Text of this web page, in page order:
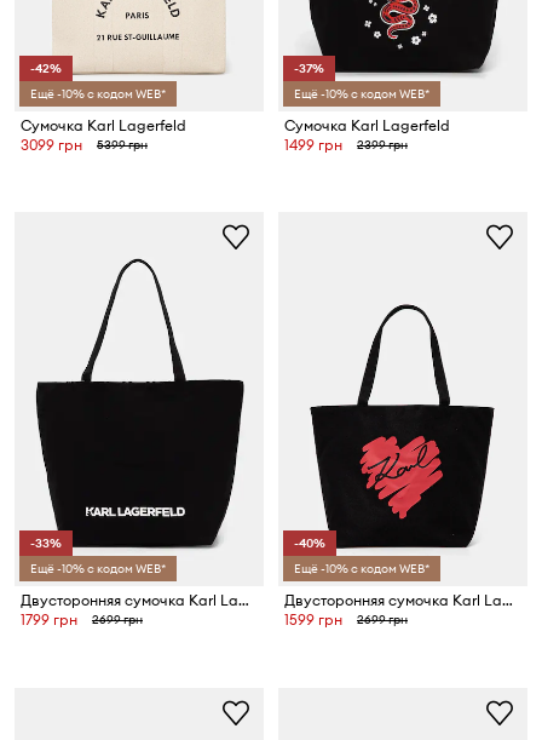
-42%
Ещё -10% с кодом WEB*
Сумочка Karl Lagerfeld
3099 грн
5399 грн
-37%
Ещё -10% с кодом WEB*
Сумочка Karl Lagerfeld
1499 грн
2399 грн
-33%
Ещё -10% с кодом WEB*
Двусторонняя сумочка Karl Lagerfeld
1799 грн
2699 грн
-40%
Ещё -10% с кодом WEB*
Двусторонняя сумочка Karl Lagerfeld
1599 грн
2699 грн